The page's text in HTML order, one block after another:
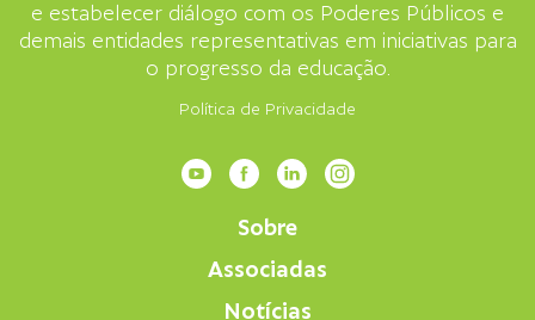
e estabelecer diálogo com os Poderes Públicos e
demais entidades representativas em iniciativas para
o progresso da educação.
Política de Privacidade
Sobre
Associadas
Notícias